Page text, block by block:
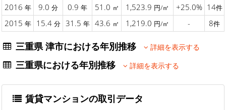
2016 年 9.0 分 0.9 年 51.0 ㎡ 1,523.9 円/㎡ +25.0% 14件
2015 年 15.4 分 31.5 年 43.6 ㎡ 1,219.0 円/㎡ - 8件
三重県 津市における年別推移 詳細を表示する
三重県における年別推移 詳細を表示する
賃貸マンションの取引データ